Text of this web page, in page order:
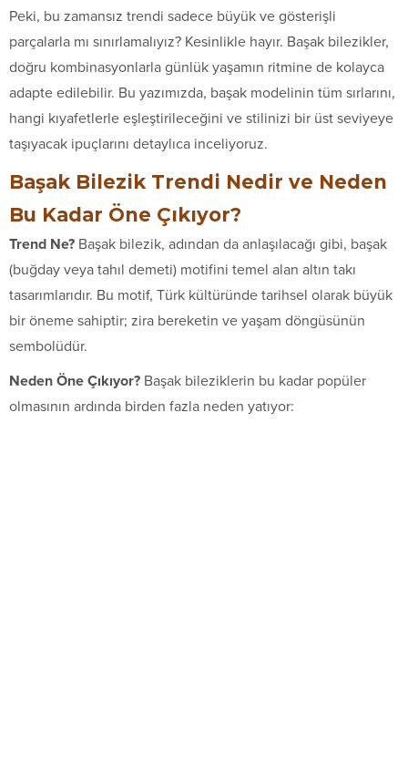
Peki, bu zamansız trendi sadece büyük ve gösterişli
parçalarla mı sınırlamalıyız? Kesinlikle hayır. Başak bilezikler,
doğru kombinasyonlarla günlük yaşamın ritmine de kolayca
adapte edilebilir. Bu yazımızda, başak modelinin tüm sırlarını,
hangi kıyafetlerle eşleştirileceğini ve stilinizi bir üst seviyeye
taşıyacak ipuçlarını detaylıca inceliyoruz.
Başak Bilezik Trendi Nedir ve Neden
Bu Kadar Öne Çıkıyor?
Trend Ne? Başak bilezik, adından da anlaşılacağı gibi, başak
(buğday veya tahıl demeti) motifini temel alan altın takı
tasarımlarıdır. Bu motif, Türk kültüründe tarihsel olarak büyük
bir öneme sahiptir; zira bereketin ve yaşam döngüsünün
sembolüdür.
Neden Öne Çıkıyor? Başak bileziklerin bu kadar popüler
olmasının ardında birden fazla neden yatıyor: